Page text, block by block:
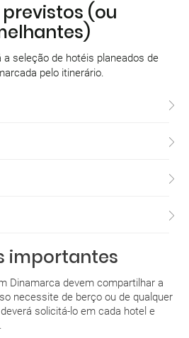
previstos (ou
seleção de hotéis planeados de
pelo itinerário.
importantes
Dinamarca devem compartilhar a
necessite de berço ou de qualquer
solicitá-lo em cada hotel e